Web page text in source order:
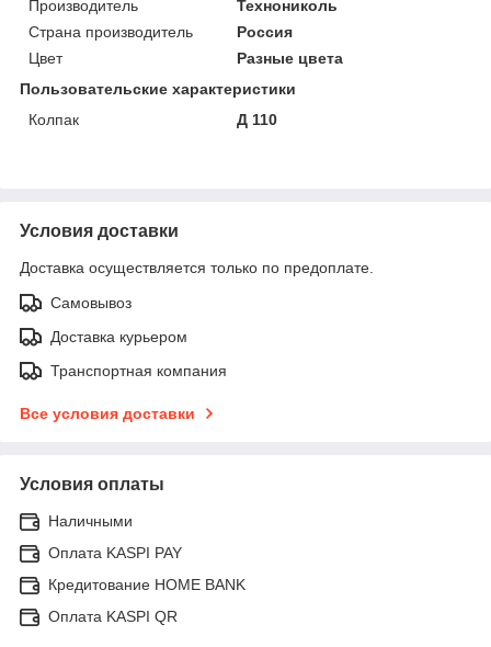
Производитель
Технониколь
Страна производитель
Россия
Цвет
Разные цвета
Пользовательские характеристики
Колпак
Д 110
Условия доставки
Доставка осуществляется только по предоплате.
Самовывоз
Доставка курьером
Транспортная компания
Все условия доставки
Условия оплаты
Наличными
Оплата KASPI PAY
Кредитование HOME BANK
Оплата KASPI QR